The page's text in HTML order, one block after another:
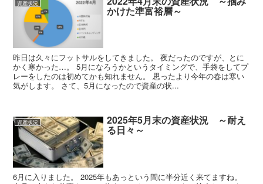
資産状況
かけた準富裕層～
昨日は久々にフットサルをしてきました。 夜だったのですが、とに
かく寒かった…。 5月になろうかというタイミングで、手袋をしてプ
レーをしたのは初めてかも知れません。 思ったより今年の春は寒い
気がします。 さて、5月になったので資産の状...
資産状況 2025年5月末の資産状況 ～耐え
る日々～
6月に入りました。 2025年もあっという間に半分近く来てますね。